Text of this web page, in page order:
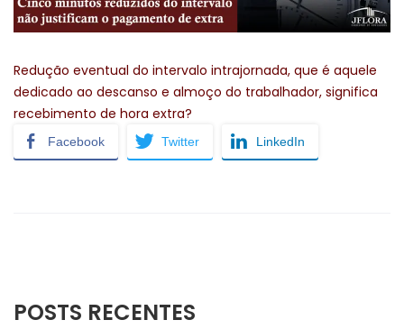
Redução eventual do intervalo intrajornada, que é aquele
dedicado ao descanso e almoço do trabalhador, significa
recebimento de hora extra?
Facebook Twitter LinkedIn
POSTS RECENTES